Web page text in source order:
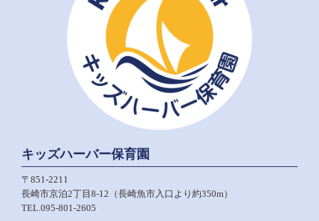
キッズハーバー保育園
〒851-2211
長崎市京泊2丁目8-12（長崎魚市入口より約350m）
TEL.095-801-2605